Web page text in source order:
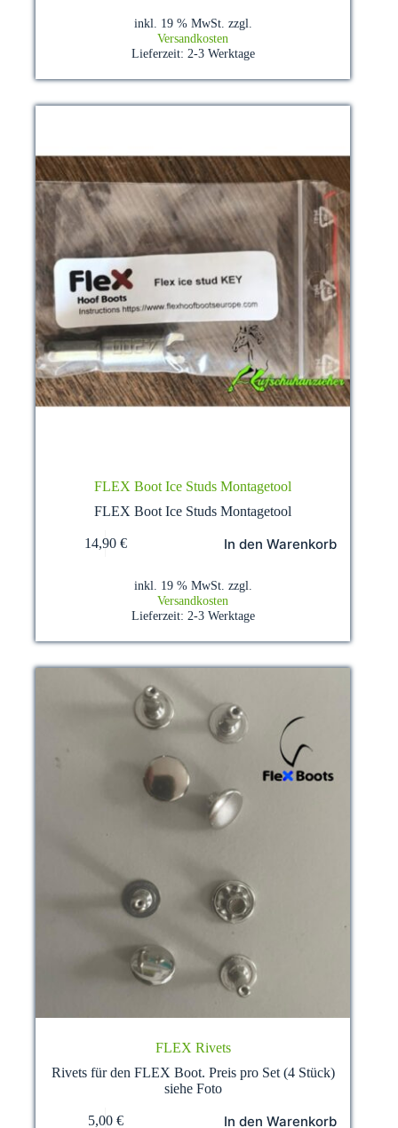
inkl. 19 % MwSt. zzgl.
Versandkosten
Lieferzeit: 2-3 Werktage
FLEX Boot Ice Studs Montagetool
FLEX Boot Ice Studs Montagetool
14,90 € In den Warenkorb
inkl. 19 % MwSt. zzgl.
Versandkosten
Lieferzeit: 2-3 Werktage
FLEX Rivets
Rivets für den FLEX Boot. Preis pro Set (4 Stück)
siehe Foto
5,00 € In den Warenkorb